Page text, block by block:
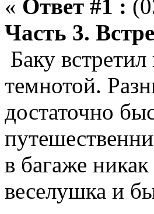
« Ответ #1 :
Часть 3.
Баку
темнотой.
достаточно
в багаже
веселушка и